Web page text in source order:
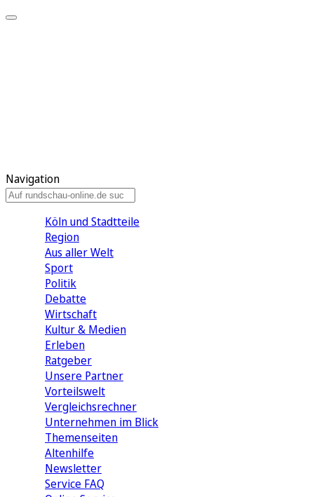
Navigation
Köln und Stadtteile
Region
Aus aller Welt
Sport
Politik
Debatte
Wirtschaft
Kultur & Medien
Erleben
Ratgeber
Unsere Partner
Vorteilswelt
Vergleichsrechner
Unternehmen im Blick
Themenseiten
Altenhilfe
Newsletter
Service FAQ